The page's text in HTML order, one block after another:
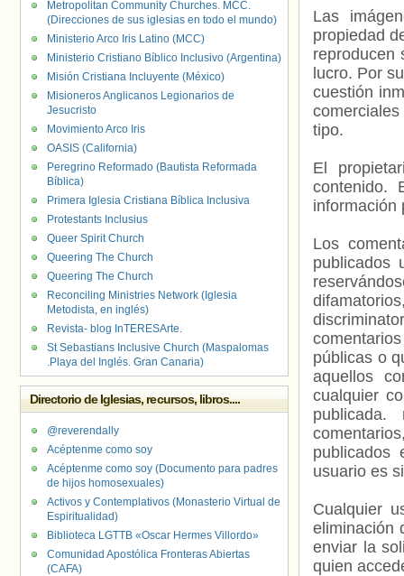
Las
propiedad
reproducen
lucro. Por
cuestión
tipo.
El
contenido.
información
Los
publicados
públicas o
aquellos
cualquier
usuario es
Cualquier
eliminación
enviar la
quien
Metropolitan Community Churches. MCC.
(Direcciones de sus iglesias en todo el mundo)
Ministerio Arco Iris Latino (MCC)
Ministerio Cristiano Bíblico Inclusivo (Argentina)
Misión Cristiana Incluyente (México)
Misioneros Anglicanos Legionarios de
Jesucristo
Movimiento Arco Iris
OASIS (California)
Peregrino Reformado (Bautista Reformada
Bíblica)
Primera Iglesia Cristiana Bíblica Inclusiva
Protestants Inclusius
Queer Spirit Church
Queering The Church
Queering The Church
Reconciling Ministries Network (Iglesia
Metodista, en inglés)
Revista- blog InTERESArte.
St Sebastians Inclusive Church (Maspalomas
.Playa del Inglés. Gran Canaria)
Directorio de Iglesias, recursos, libros....
@reverendally
Acéptenme como soy
Acéptenme como soy (Documento para padres
de hijos homosexuales)
Activos y Contemplativos (Monasterio Virtual de
Espiritualidad)
Biblioteca LGTTB «Oscar Hermes Villordo»
Comunidad Apostólica Fronteras Abiertas
(CAFA)